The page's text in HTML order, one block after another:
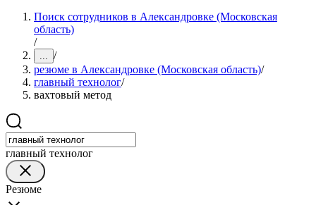
Поиск сотрудников в Александровке (Московская
область)
/
... /
резюме в Александровке (Московская область)/
главный технолог/
вахтовый метод
главный технолог
Резюме